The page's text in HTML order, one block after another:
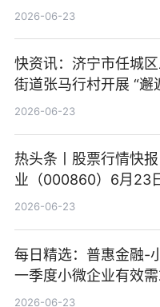
购160.50万股
2026-06-23
快资讯：济宁市任城
街道张马行村开展 “邂
气 传承农耕文化” 宣传
2026-06-23
热头条丨股票行情快
业（000860）6月23
金净卖出388.22万元
2026-06-23
每日精选：普惠金融-
一季度小微企业有效
金融服务迈向可持续发
2026-06-23